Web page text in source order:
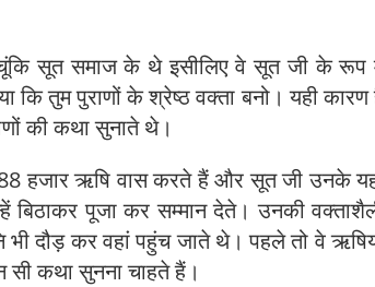
चूंकि सूत समाज के थे इसीलिए वे सूत जी के रूप
कि तुम पुराणों के श्रेष्ठ वक्ता बनो। यही कारण
की कथा सुनाते थे।
88 हजार ऋषि वास करते हैं और सूत जी उनके
पूजा कर सम्मान देते। उनकी
दौड़ कर वहां पहुंच जाते थे। पहले तो वे
कथा सुनना चाहते हैं।